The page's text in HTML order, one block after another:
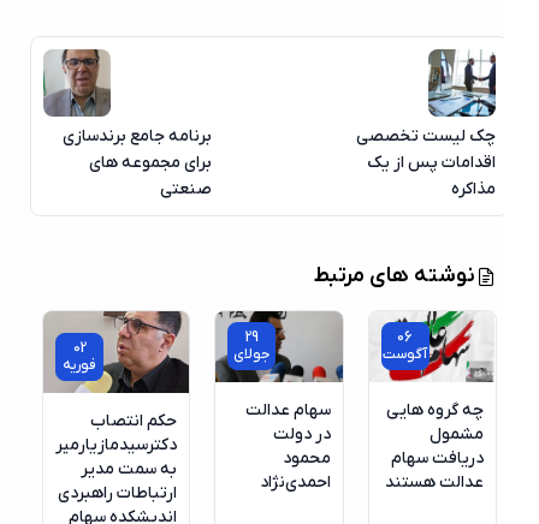
چک لیست تخصصی
اقدامات پس از یک
مذاکره
برنامه جامع برندسازی
برای مجموعه های
صنعتی
نوشته های مرتبط
06
آگوست
چه گروه هایی
مشمول
دریافت سهام
عدالت هستند
29
جولای
سهام عدالت
در دولت
محمود
احمدی‌نژاد
02
فوریه
حکم انتصاب
دکترسیدمازیارمیر
به سمت مدیر
ارتباطات راهبردی
اندیشکده سهام